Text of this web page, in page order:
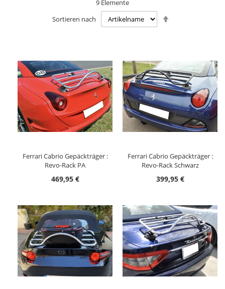
9 Elemente
Sortieren nach
Ferrari Cabrio Gepäckträger :
Revo-Rack PA
469,95 €
Ferrari Cabrio Gepäckträger :
Revo-Rack Schwarz
399,95 €